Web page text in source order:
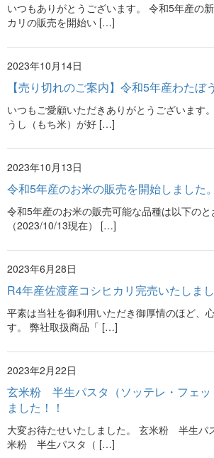
いつもありがとうございます。 令和5年産の
カリの販売を開始い […]
2023年10月14日
【売り切れのご案内】令和5年産わたぼ
いつもご愛顧いただきありがとうございます
うし（もち米）が好 […]
2023年10月13日
令和5年産のお米の販売を開始しました。
令和5年産のお米の販売可能な品種は以下のと
（2023/10/13現在） […]
2023年6月28日
R4年産佐渡産コシヒカリ完売いたしまし
平素は当社を御利用いただき御厚情のほど、
す。 弊社取扱商品「 […]
2023年2月22日
玄米粉 半生パスタ（ソッテレ・フェッ
ました！！
大変お待たせいたしました。 玄米粉 半生パ
米粉 半生パスタ（ […]